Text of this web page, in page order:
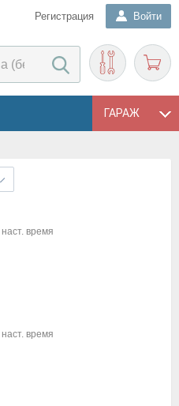
Регистрация Войти
ГАРАЖ
наст. время
наст. время